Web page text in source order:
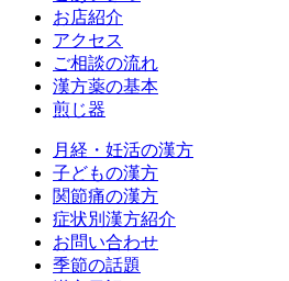
お店紹介
アクセス
ご相談の流れ
漢方薬の基本
煎じ器
月経・妊活の漢方
子どもの漢方
関節痛の漢方
症状別漢方紹介
お問い合わせ
季節の話題